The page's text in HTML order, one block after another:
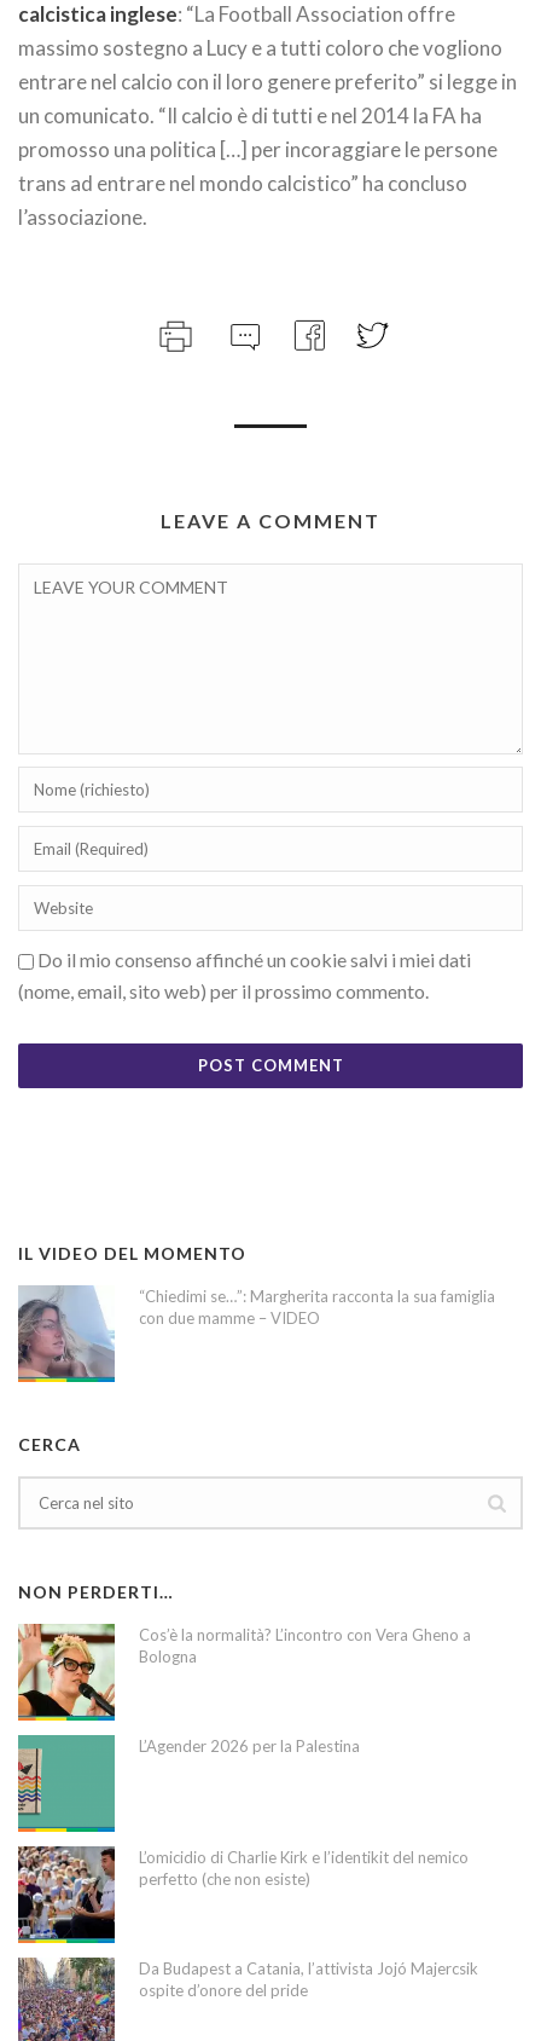
calcistica inglese: “La Football Association offre
massimo sostegno a Lucy e a tutti coloro che vogliono
entrare nel calcio con il loro genere preferito” si legge in
un comunicato. “Il calcio è di tutti e nel 2014 la FA ha
promosso una politica […] per incoraggiare le persone
trans ad entrare nel mondo calcistico” ha concluso
l’associazione.
LEAVE A COMMENT
Do il mio consenso affinché un cookie salvi i miei dati
(nome, email, sito web) per il prossimo commento.
IL VIDEO DEL MOMENTO
“Chiedimi se…”: Margherita racconta la sua famiglia
con due mamme – VIDEO
CERCA
NON PERDERTI…
Cos’è la normalità? L’incontro con Vera Gheno a
Bologna
L’Agender 2026 per la Palestina
L’omicidio di Charlie Kirk e l’identikit del nemico
perfetto (che non esiste)
Da Budapest a Catania, l’attivista Jojó Majercsik
ospite d’onore del pride